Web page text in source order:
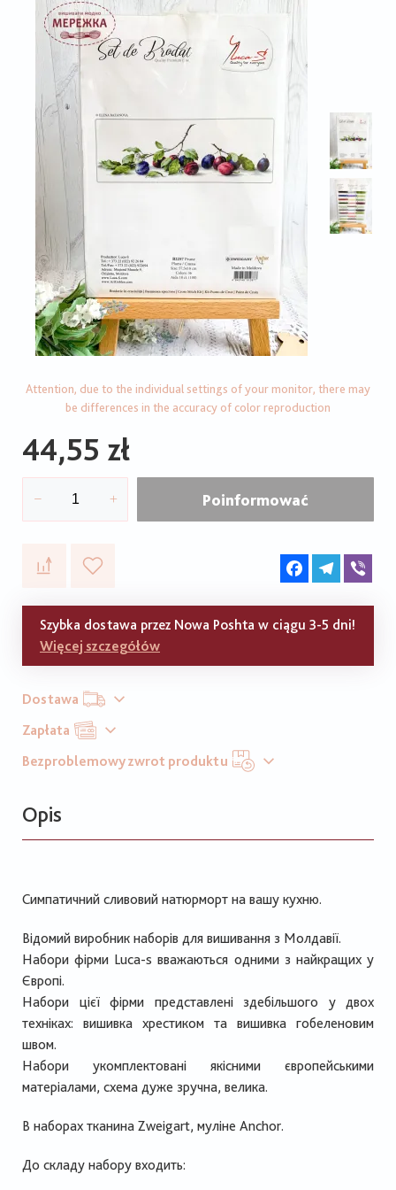
Attention, due to the individual settings of your monitor, there may
be differences in the accuracy of color reproduction
44,55 zł
Poinformować
FacebookTelegram
Szybka dostawa przez Nowa Poshta w ciągu 3-5 dni!
Więcej szczegółów
Dostawa
Zapłata
Bezproblemowy zwrot produktu
Opis
Симпатичний сливовий натюрморт на вашу кухню.
Відомий виробник наборів для вишивання з Молдавії.
Набори фірми Luca-s вважаються одними з найкращих у
Європі.
Набори цієї фірми представлені здебільшого у двох
техніках: вишивка хрестиком та вишивка гобеленовим
швом.
Набори укомплектовані якісними європейськими
матеріалами, схема дуже зручна, велика.
В наборах тканина Zweigart, муліне Anchor.
До складу набору входить: